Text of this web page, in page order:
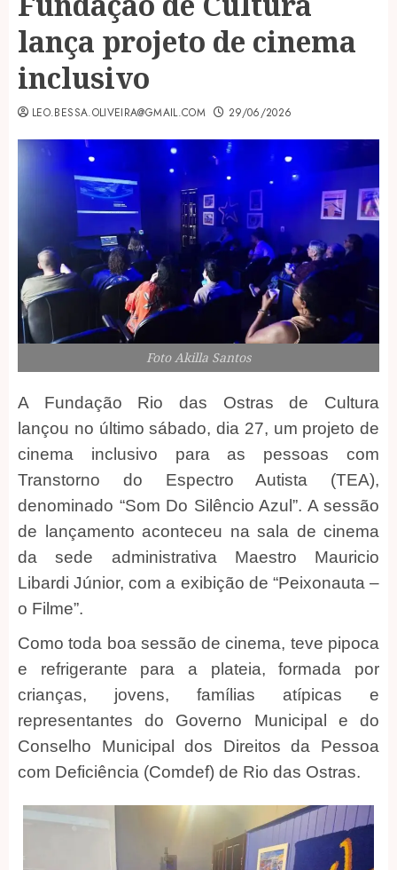
lança projeto de cinema
inclusivo
LEO.BESSA.OLIVEIRA@GMAIL.COM 29/06/2026
Foto Akilla Santos
A Fundação Rio das Ostras de Cultura
lançou no último sábado, dia 27, um projeto de
cinema inclusivo para as pessoas com
Transtorno do Espectro Autista (TEA),
denominado “Som Do Silêncio Azul”. A sessão
de lançamento aconteceu na sala de cinema
da sede administrativa Maestro Mauricio
Libardi Júnior, com a exibição de “Peixonauta –
o Filme”.
Como toda boa sessão de cinema, teve pipoca
e refrigerante para a plateia, formada por
crianças, jovens, famílias atípicas e
representantes do Governo Municipal e do
Conselho Municipal dos Direitos da Pessoa
com Deficiência (Comdef) de Rio das Ostras.